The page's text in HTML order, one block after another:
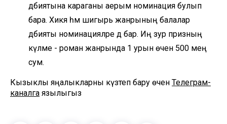
әдәбиятына караганы аерым номинация булып
бара. Хикәя һәм шигырь жанрының балалар
әдәбияты номинацияләре дә бар. Иң зур призның
күләме - роман жанрында 1 урын өчен 500 мең
сум.
Кызыклы яңалыкларны күзәтеп бару өчен Телеграм-
каналга язылыгыз